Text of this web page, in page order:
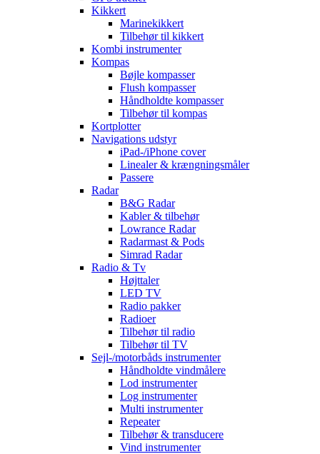
Kikkert
Marinekikkert
Tilbehør til kikkert
Kombi instrumenter
Kompas
Bøjle kompasser
Flush kompasser
Håndholdte kompasser
Tilbehør til kompas
Kortplotter
Navigations udstyr
iPad-/iPhone cover
Linealer & krængningsmåler
Passere
Radar
B&G Radar
Kabler & tilbehør
Lowrance Radar
Radarmast & Pods
Simrad Radar
Radio & Tv
Højttaler
LED TV
Radio pakker
Radioer
Tilbehør til radio
Tilbehør til TV
Sejl-/motorbåds instrumenter
Håndholdte vindmålere
Lod instrumenter
Log instrumenter
Multi instrumenter
Repeater
Tilbehør & transducere
Vind instrumenter